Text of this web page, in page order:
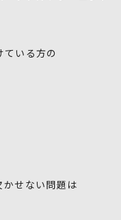
いる方の
せない問題は